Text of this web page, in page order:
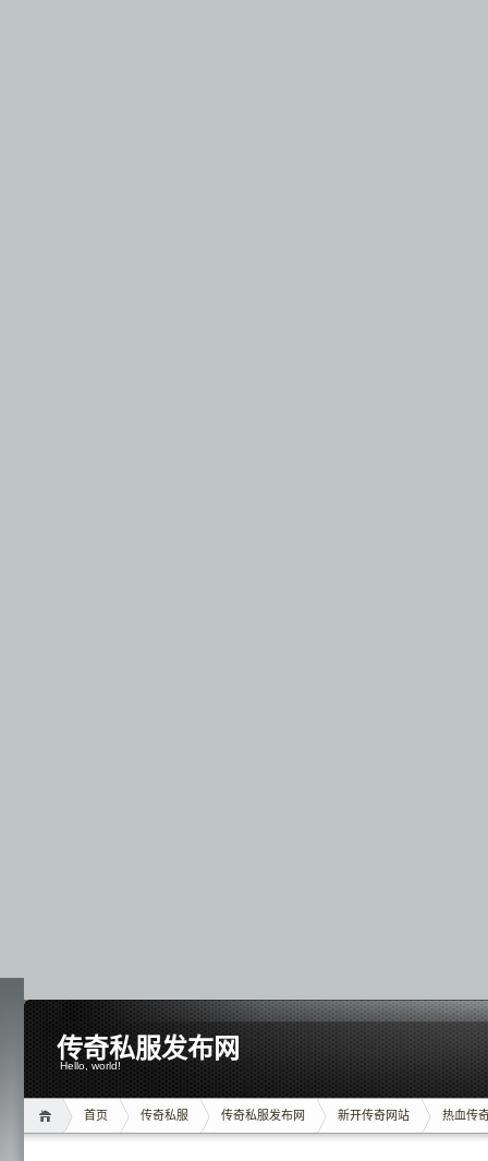
传奇私服发布网
Hello, world!
首页 传奇私服 传奇私服发布网 新开传奇网站 热血传